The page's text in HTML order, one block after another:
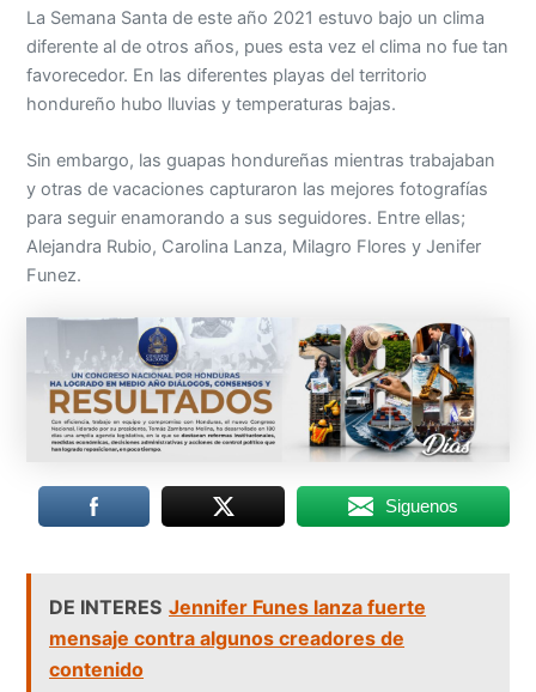
La Semana Santa de este año 2021 estuvo bajo un clima
diferente al de otros años, pues esta vez el clima no fue tan
favorecedor. En las diferentes playas del territorio
hondureño hubo lluvias y temperaturas bajas.
Sin embargo, las guapas hondureñas mientras trabajaban
y otras de vacaciones capturaron las mejores fotografías
para seguir enamorando a sus seguidores. Entre ellas;
Alejandra Rubio, Carolina Lanza, Milagro Flores y Jenifer
Funez.
Siguenos
DE INTERES Jennifer Funes lanza fuerte
mensaje contra algunos creadores de
contenido